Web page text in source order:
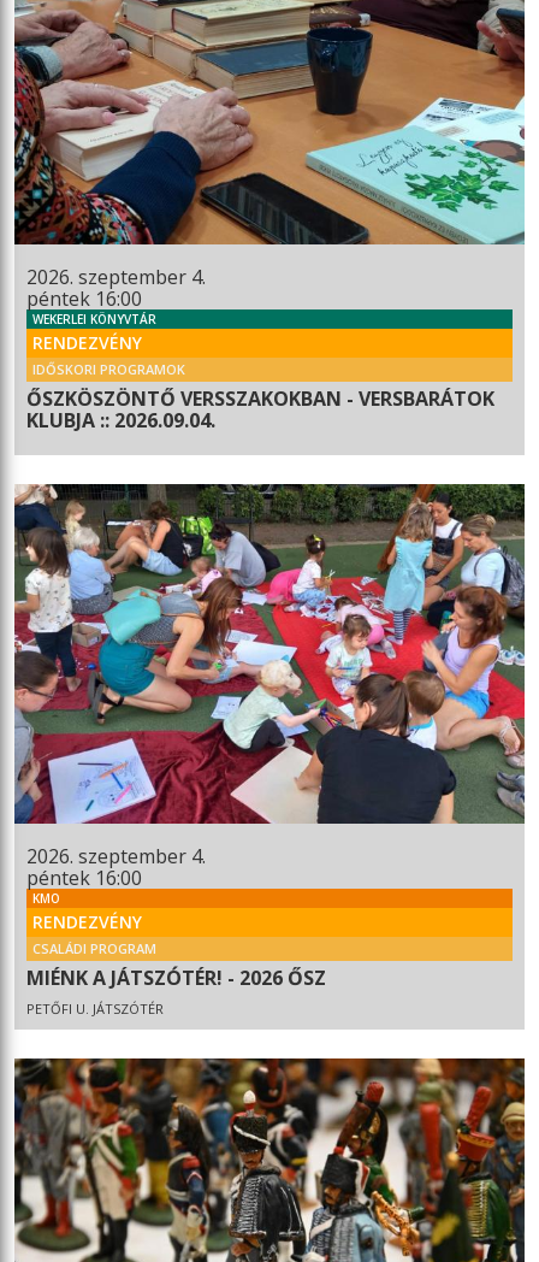
2026. szeptember 4.
péntek 16:00
WEKERLEI KÖNYVTÁR
RENDEZVÉNY
IDŐSKORI PROGRAMOK
ŐSZKÖSZÖNTŐ VERSSZAKOKBAN - VERSBARÁTOK
KLUBJA :: 2026.09.04.
2026. szeptember 4.
péntek 16:00
KMO
RENDEZVÉNY
CSALÁDI PROGRAM
MIÉNK A JÁTSZÓTÉR! - 2026 ŐSZ
PETŐFI U. JÁTSZÓTÉR